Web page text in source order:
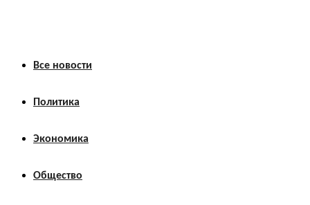
Все новости
Политика
Экономика
Общество